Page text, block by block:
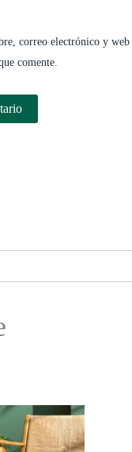
correo electrónico y web
comente.